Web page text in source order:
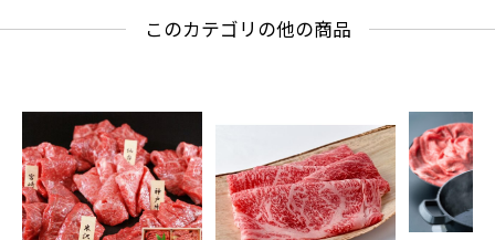
このカテゴリの他の商品